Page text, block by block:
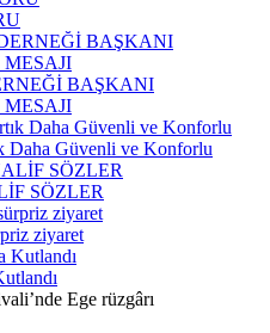
BAŞKANI
Daha Güvenli ve Konforlu
SÖZLER
ziyaret
Ege rüzgârı